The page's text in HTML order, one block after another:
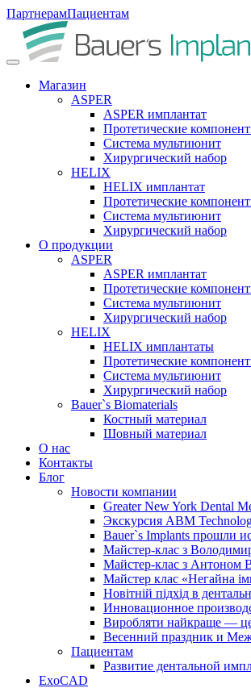
ПартнерамПациентам
Магазин
ASPER
ASPER имплантат
Протетические
Система мультиюнит
Хирургический набор
HELIX
HELIX имплантат
Протетические
Система мультиюнит
Хирургический набор
О продукции
ASPER
ASPER имплантат
Протетические
Система мультиюнит
Хирургический набор
HELIX
HELIX имплантаты
Протетические
Система мультиюнит
Хирургический набор
Bauer`s Biomaterials
Костный материал
Шовный материал
О нас
Контакты
Блог
Новости компании
Greater New York Dental
Экскурсия ABM
Bauer`s Implants прошли
Майстер-клас з
Майстер-клас з Антоном
Майстер клас «Негайна
Новітній підхід в
Инновационное
Виробляти найкраще — це
Весенний праздник и
Пациентам
Развитие дентальной
ExoCAD